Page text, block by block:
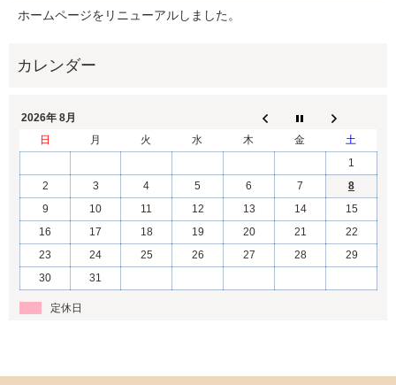
ホームページをリニューアルしました。
2026年 8月
日
月 火 水 木 金
土
1
2
3 4 5 6 7
8
9
10 11 12 13 14
15
16
17 18 19 20 21
22
23
24 25 26 27 28
29
30
31
定休日